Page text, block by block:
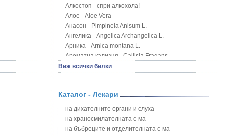
Алкостоп - спри алкохола!
Алое - Aloe Vera
Анасон - Pimpinela Anisum L.
Ангелика - Angelica Archangelica L.
Арника - Arnica montana L.
Ароматна кализия - Callisia Fragans
Арония - Sorbus melanocorpa
Блатен аир - Acorus calamus L.
Блатен тъжник - Spirea ulmaria L.
Блян
Бобови шушулки - Phaseolus Vulgaris L.
Виж всички билки
Каталог - Лекари
на дихателните органи и слуха
на храносмилателната с-ма
на бъбреците и отделителната с-ма